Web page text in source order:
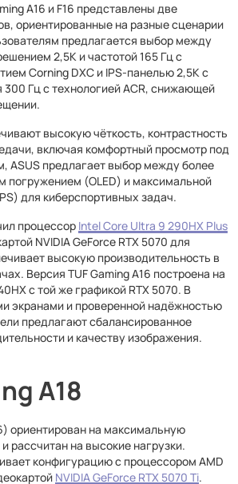
A16 и F16 представлены две
ориентированные на разные сценарии
предлагается выбор между
2,5K и частотой 165 Гц с
Corning DXC и IPS-панелью 2,5K с
300 Гц с технологией ACR, снижающей
высокую чёткость, контрастность
включая комфортный просмотр под
ASUS предлагает выбор между более
погружением (OLED) и максимальной
для киберспортивных задач.
процессор Intel Core Ultra 9 290HX Plus
NVIDIA GeForce RTX 5070 для
высокую производительность в
Версия TUF Gaming A16 построена на
с той же графикой RTX 5070. В
экранами и проверенной надёжностью
предлагают сбалансированное
и качеству изображения.
A18
ориентирован на максимальную
рассчитан на высокие нагрузки.
конфигурацию с процессором AMD
NVIDIA GeForce RTX 5070 Ti.